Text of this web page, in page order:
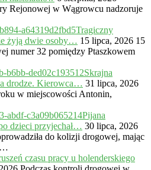
Rejonowej w Wągrowcu nadzoruje
Tragiczny
żyją dwie osoby… 15 lipca, 2026 15
numer 32 pomiędzy Ptaszkowem
Skrajna
drodze. Kierowca… 31 lipca, 2026
w miejscowości Antonin,
Pijana
dzieci przyjechał… 30 lipca, 2026
do kolizji drogowej, mając
czasu pracy u holenderskiego